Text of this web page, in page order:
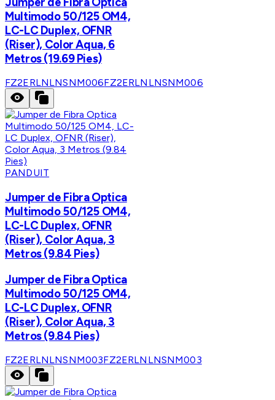
Multimodo 50/125 OM4,
LC-LC Duplex, OFNR
(Riser), Color Aqua, 6
Metros (19.69 Pies)
FZ2ERLNLNSNM006FZ2ERLNLNSNM006
PANDUIT
Jumper de Fibra Optica
Multimodo 50/125 OM4,
LC-LC Duplex, OFNR
(Riser), Color Aqua, 3
Metros (9.84 Pies)
Jumper de Fibra Optica
Multimodo 50/125 OM4,
LC-LC Duplex, OFNR
(Riser), Color Aqua, 3
Metros (9.84 Pies)
FZ2ERLNLNSNM003FZ2ERLNLNSNM003